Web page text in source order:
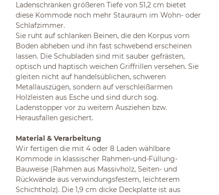
Ladenschränken größeren Tiefe von 51,2 cm bietet
diese Kommode noch mehr Stauraum im Wohn- oder
Schlafzimmer.
Sie ruht auf schlanken Beinen, die den Korpus vom
Boden abheben und ihn fast schwebend erscheinen
lassen. Die Schubladen sind mit sauber gefrästen,
optisch und haptisch weichen Griffrillen versehen. Sie
gleiten nicht auf handelsüblichen, schweren
Metallauszügen, sondern auf verschleißarmen
Holzleisten aus Esche und sind durch sog.
Ladenstopper vor zu weitem Ausziehen bzw.
Herausfallen gesichert.
Material & Verarbeitung
Wir fertigen die mit 4 oder 8 Laden wählbare
Kommode in klassischer Rahmen-und-Füllung-
Bauweise (Rahmen aus Massivholz, Seiten- und
Rückwände aus verwindungsfestem, leichterem
Schichtholz). Die 1,9 cm dicke Deckplatte ist aus